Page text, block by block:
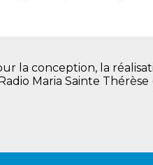
conception, la
Maria Sainte Thérèse